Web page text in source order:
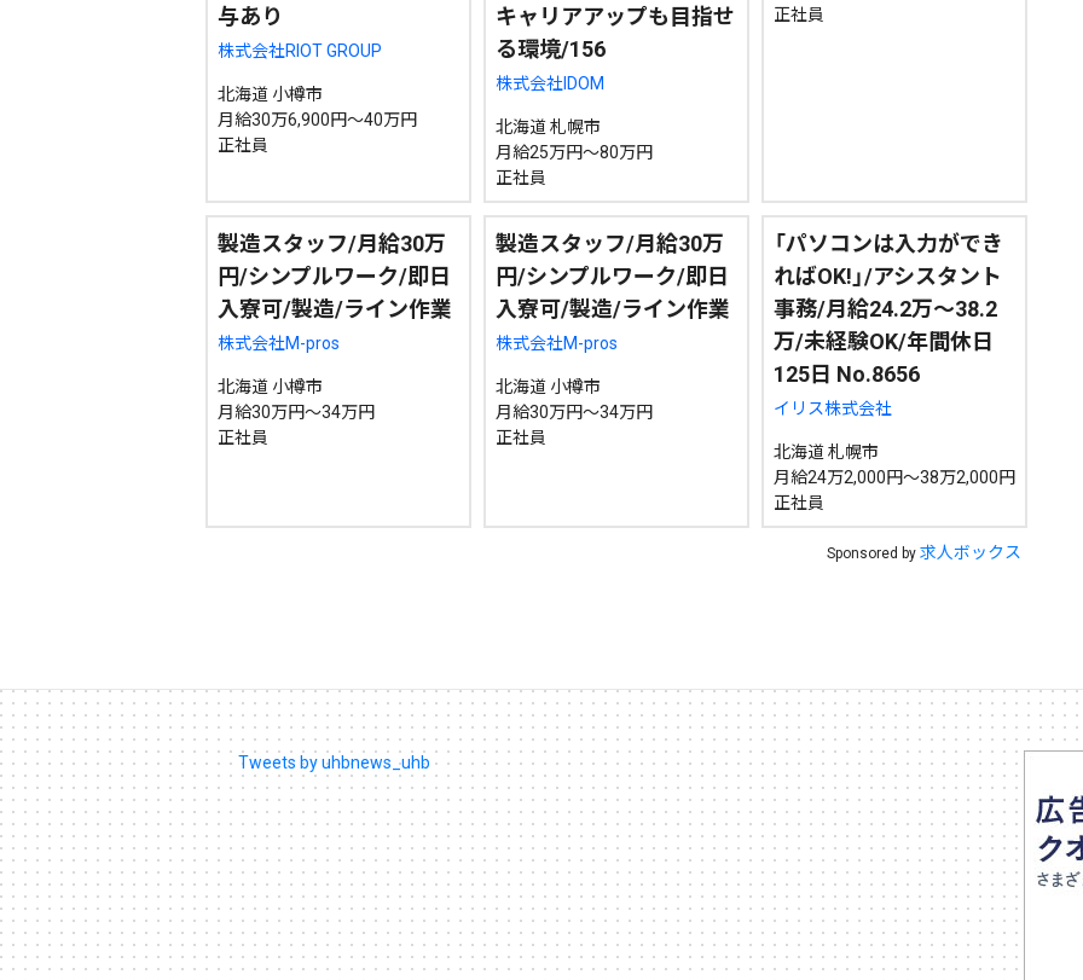
与あり
株式会社RIOT GROUP
北海道 小樽市
月給30万6,900円～40万円
正社員
キャリアアップも目指せ
る環境/156
株式会社IDOM
北海道 札幌市
月給25万円～80万円
正社員
正社員
製造スタッフ/月給30万
円/シンプルワーク/即日
入寮可/製造/ライン作業
株式会社M-pros
北海道 小樽市
月給30万円～34万円
正社員
製造スタッフ/月給30万
円/シンプルワーク/即日
入寮可/製造/ライン作業
株式会社M-pros
北海道 小樽市
月給30万円～34万円
正社員
「パソコンは入力ができ
ればOK!」/アシスタント
事務/月給24.2万～38.2
万/未経験OK/年間休日
125日 No.8656
イリス株式会社
北海道 札幌市
月給24万2,000円～38万2,000円
正社員
Sponsored by 求人ボックス
Tweets by uhbnews_uhb